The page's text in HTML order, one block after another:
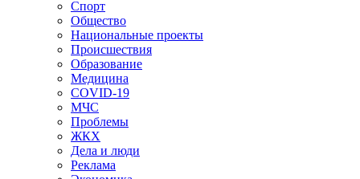
Спорт
Общество
Национальные проекты
Происшествия
Образование
Медицина
COVID-19
МЧС
Проблемы
ЖКХ
Дела и люди
Реклама